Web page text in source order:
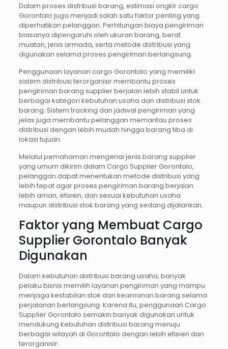
Dalam proses distribusi barang, estimasi ongkir cargo
Gorontalo juga menjadi salah satu faktor penting yang
diperhatikan pelanggan. Perhitungan biaya pengiriman
biasanya dipengaruhi oleh ukuran barang, berat
muatan, jenis armada, serta metode distribusi yang
digunakan selama proses pengiriman berlangsung.
Penggunaan layanan cargo Gorontalo yang memiliki
sistem distribusi terorganisir membantu proses
pengiriman barang supplier berjalan lebih stabil untuk
berbagai kategori kebutuhan usaha dan distribusi stok
barang. Sistem tracking dan jadwal pengiriman yang
jelas juga membantu pelanggan memantau proses
distribusi dengan lebih mudah hingga barang tiba di
lokasi tujuan.
Melalui pemahaman mengenai jenis barang supplier
yang umum dikirim dalam Cargo Supplier Gorontalo,
pelanggan dapat menentukan metode distribusi yang
lebih tepat agar proses pengiriman barang berjalan
lebih aman, efisien, dan sesuai kebutuhan usaha
maupun distribusi stok barang yang sedang dijalankan.
Faktor yang Membuat Cargo
Supplier Gorontalo Banyak
Digunakan
Dalam kebutuhan distribusi barang usaha, banyak
pelaku bisnis memilih layanan pengiriman yang mampu
menjaga kestabilan stok dan keamanan barang selama
perjalanan berlangsung. Karena itu, penggunaan Cargo
Supplier Gorontalo semakin banyak digunakan untuk
mendukung kebutuhan distribusi barang menuju
berbagai wilayah di Gorontalo dengan lebih efisien dan
terorganisir.